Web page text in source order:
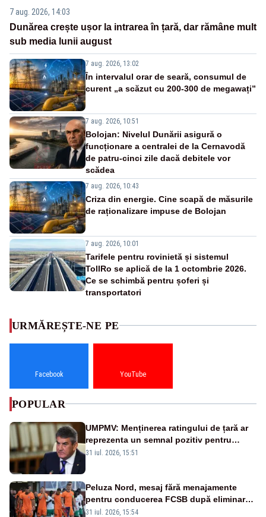
7 aug. 2026, 14:03
Dunărea crește ușor la intrarea în țară, dar rămâne mult
sub media lunii august
7 aug. 2026, 13:02
În intervalul orar de seară, consumul de
curent „a scăzut cu 200-300 de megawați”
7 aug. 2026, 10:51
Bolojan: Nivelul Dunării asigură o
funcționare a centralei de la Cernavodă
de patru-cinci zile dacă debitele vor
scădea
7 aug. 2026, 10:43
Criza din energie. Cine scapă de măsurile
de raționalizare impuse de Bolojan
7 aug. 2026, 10:01
Tarifele pentru rovinietă și sistemul
TollRo se aplică de la 1 octombrie 2026.
Ce se schimbă pentru șoferi și
transportatori
URMĂREȘTE-NE PE
Facebook YouTube
POPULAR
UMPMV: Menținerea ratingului de țară ar
reprezenta un semnal pozitiv pentru
România. Autoritățile trebuie să continue
31 iul. 2026, 15:51
Peluza Nord, mesaj fără menajamente
pentru conducerea FCSB după eliminarea
rușinoasă din Conference League
31 iul. 2026, 15:54